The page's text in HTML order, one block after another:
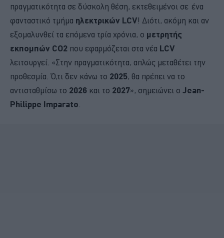
πραγματικότητα σε δύσκολη θέση, εκτεθειμένοι σε ένα
φανταστικό τμήμα ηλεκτρικών LCV! Διότι, ακόμη και αν
εξομαλυνθεί τα επόμενα τρία χρόνια, ο μετρητής
εκπομπών CO2 που εφαρμόζεται στα νέα LCV
λειτουργεί. «Στην πραγματικότητα, απλώς μεταθέτει την
προθεσμία. Ό,τι δεν κάνω το 2025, θα πρέπει να το
αντισταθμίσω το 2026 και το 2027», σημειώνει ο Jean-
Philippe Imparato